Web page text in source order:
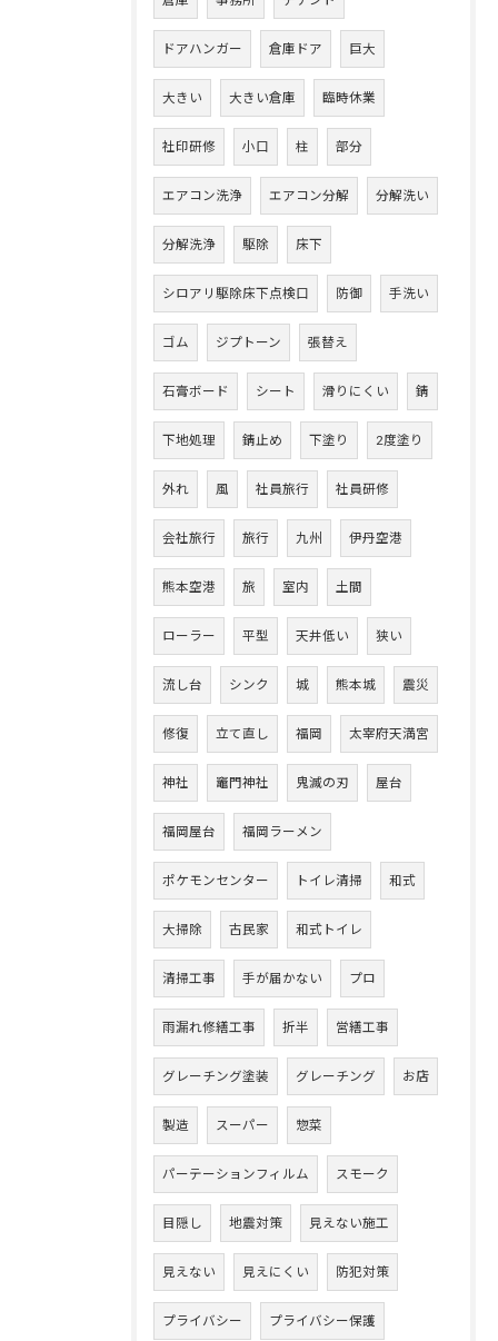
ドアハンガー 倉庫ドア 巨大
大きい 大きい倉庫 臨時休業
社印研修 小口 柱 部分
エアコン洗浄 エアコン分解 分解洗い
分解洗浄 駆除 床下
シロアリ駆除床下点検口 防御 手洗い
ゴム ジプトーン 張替え
石膏ボード シート 滑りにくい 錆
下地処理 錆止め 下塗り 2度塗り
外れ 風 社員旅行 社員研修
会社旅行 旅行 九州 伊丹空港
熊本空港 旅 室内 土間
ローラー 平型 天井低い 狭い
流し台 シンク 城 熊本城 震災
修復 立て直し 福岡 太宰府天満宮
神社 竈門神社 鬼滅の刃 屋台
福岡屋台 福岡ラーメン
ポケモンセンター トイレ清掃 和式
大掃除 古民家 和式トイレ
清掃工事 手が届かない プロ
雨漏れ修繕工事 折半 営繕工事
グレーチング塗装 グレーチング お店
製造 スーパー 惣菜
パーテーションフィルム スモーク
目隠し 地震対策 見えない施工
見えない 見えにくい 防犯対策
プライバシー プライバシー保護